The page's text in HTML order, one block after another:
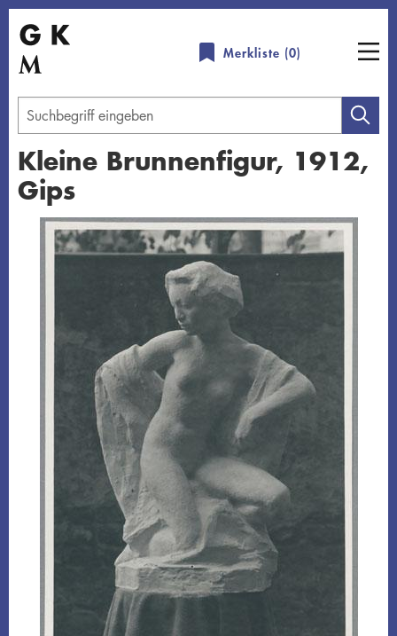
Direkt
zum
Inhalt
Merkliste (0)
Geben
Sie
einen
Suchbegriff
Kleine Brunnenfigur, 1912,
Gips
Übersicht schließen